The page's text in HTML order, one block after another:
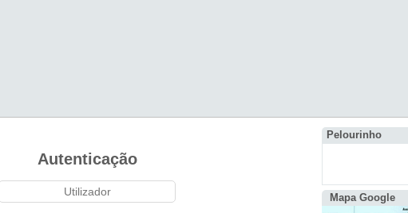
Autenticação
Pelourinho
Mapa Google